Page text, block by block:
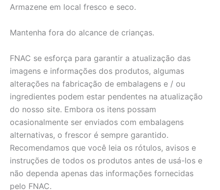
Armazene em local fresco e seco.
Mantenha fora do alcance de crianças.
FNAC se esforça para garantir a atualização das
imagens e informações dos produtos, algumas
alterações na fabricação de embalagens e / ou
ingredientes podem estar pendentes na atualização
do nosso site. Embora os itens possam
ocasionalmente ser enviados com embalagens
alternativas, o frescor é sempre garantido.
Recomendamos que você leia os rótulos, avisos e
instruções de todos os produtos antes de usá-los e
não dependa apenas das informações fornecidas
pelo FNAC.